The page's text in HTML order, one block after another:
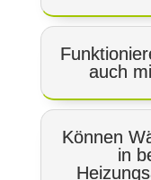
auch
Können
in